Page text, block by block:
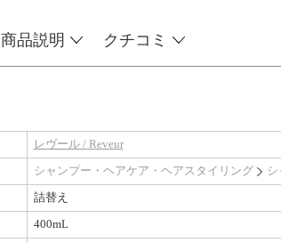
商品説明 クチコミ
レヴール / Reveur
シャンプー・ヘアケア・ヘアスタイリング
詰替え
400mL